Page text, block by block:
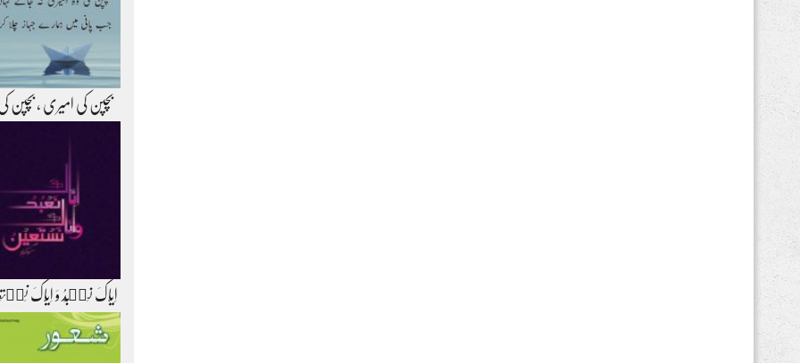
بچپن کی امیری ، بچپن
اِیَّاکَ نَعۡبُدُ وَ اِیَّاکَ